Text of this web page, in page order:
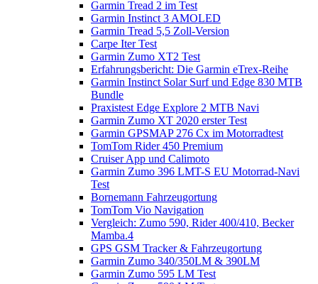
Garmin Tread 2 im Test
Garmin Instinct 3 AMOLED
Garmin Tread 5,5 Zoll-Version
Carpe Iter Test
Garmin Zumo XT2 Test
Erfahrungsbericht: Die Garmin eTrex-Reihe
Garmin Instinct Solar Surf und Edge 830 MTB
Bundle
Praxistest Edge Explore 2 MTB Navi
Garmin Zumo XT 2020 erster Test
Garmin GPSMAP 276 Cx im Motorradtest
TomTom Rider 450 Premium
Cruiser App und Calimoto
Garmin Zumo 396 LMT-S EU Motorrad-Navi
Test
Bornemann Fahrzeugortung
TomTom Vio Navigation
Vergleich: Zumo 590, Rider 400/410, Becker
Mamba.4
GPS GSM Tracker & Fahrzeugortung
Garmin Zumo 340/350LM & 390LM
Garmin Zumo 595 LM Test